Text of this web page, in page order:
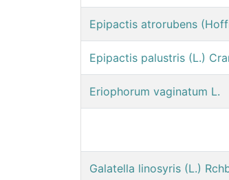
Epipactis atrorubens
Epipactis palustris (L.)
Eriophorum vaginatum L.
Galatella linosyris (L.)